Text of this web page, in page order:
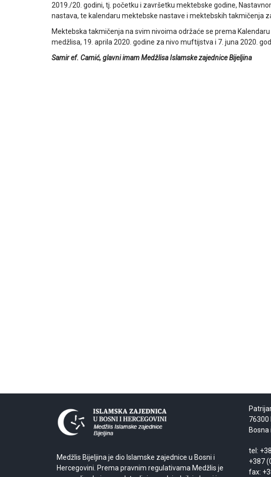
2019./20. godini, tj. početku i završetku mektebske godine,
nastava, te kalendaru mektebske nastave i mektebskih takmičenja
Mektebska takmičenja na svim nivoima održaće se prema
medžlisa, 19. aprila 2020. godine za nivo muftijstva i 7. juna 2020.
Samir ef. Camić, glavni imam Medžlisa Islamske zajednice Bijeljina
Medžlis Bijeljina je dio Islamske zajednice u Bosni i
Hercegovini. Prema pravnim regulativama Medžlis je
76300
Bosna
tel:
+387
fax: